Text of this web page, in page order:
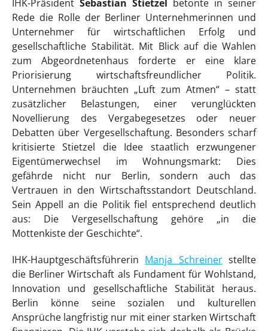
IHK-Präsident Sebastian Stietzel
betonte in seiner
Rede die Rolle der Berliner Unternehmerinnen und
Unternehmer für wirtschaftlichen Erfolg und
gesellschaftliche Stabilität. Mit Blick auf die Wahlen
zum Abgeordnetenhaus forderte er eine klare
Priorisierung wirtschaftsfreundlicher Politik.
Unternehmen bräuchten „Luft zum Atmen“ – statt
zusätzlicher Belastungen, einer verunglückten
Novellierung des Vergabegesetzes oder neuer
Debatten über Vergesellschaftung. Besonders scharf
kritisierte Stietzel die Idee staatlich erzwungener
Eigentümerwechsel im Wohnungsmarkt: Dies
gefährde nicht nur Berlin, sondern auch das
Vertrauen in den Wirtschaftsstandort Deutschland.
Sein Appell an die Politik fiel entsprechend deutlich
aus: Die Vergesellschaftung gehöre „in die
Mottenkiste der Geschichte“.
IHK-Hauptgeschäftsführerin Manja Schreinerstellte
die Berliner Wirtschaft als Fundament für Wohlstand,
Innovation und gesellschaftliche Stabilität heraus.
Berlin könne seine sozialen und kulturellen
Ansprüche langfristig nur mit einer starken Wirtschaft